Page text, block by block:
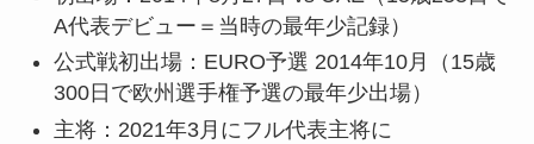
A代表デビュー＝当時の最年少記録）
公式戦初出場：EURO予選 2014年10月（15歳
300日で欧州選手権予選の最年少出場）
主将：2021年3月にフル代表主将に